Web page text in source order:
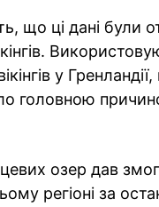
що ці дані були
у
головною
озер дав
регіоні за